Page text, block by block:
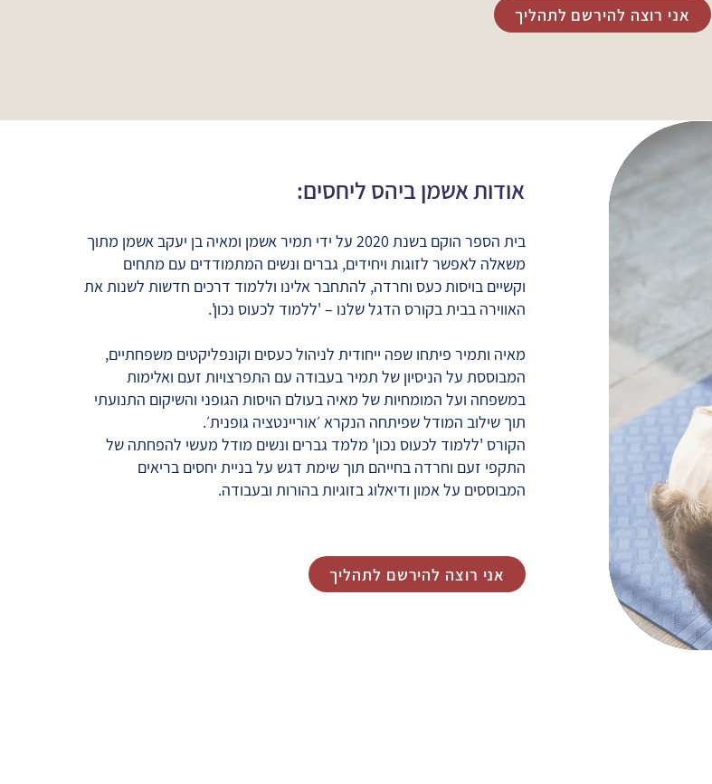
אני רוצה להירשם לתהליך
אודות אשמן ביהס ליחסים:
בית הספר הוקם בשנת 2020 על ידי תמיר אשמן ומאיה בן יעקב אשמן מתוך
משאלה לאפשר לזוגות ויחידים, גברים ונשים המתמודדים עם מתחים
וקשיים בויסות כעס וחרדה, להתחבר אלינו וללמוד דרכים חדשות לשנות את
האווירה בבית בקורס הדגל שלנו – 'ללמוד לכעוס נכון'.
מאיה ותמיר פיתחו שפה ייחודית לניהול כעסים וקונפליקטים משפחתיים,
המבוססת על הניסיון של תמיר בעבודה עם התפרצויות זעם ואלימות
במשפחה ועל המומחיות של מאיה בעולם הויסות הגופני והשיקום התנועתי
תוך שילוב המודל שפיתחה הנקרא ׳אוריינטציה גופנית׳.
הקורס 'ללמוד לכעוס נכון' מלמד גברים ונשים מודל מעשי להפחתה של
התקפי זעם וחרדה בחייהם תוך שימת דגש על בניית יחסים בריאים
המבוססים על אמון ודיאלוג בזוגיות בהורות ובעבודה.
אני רוצה להירשם לתהליך